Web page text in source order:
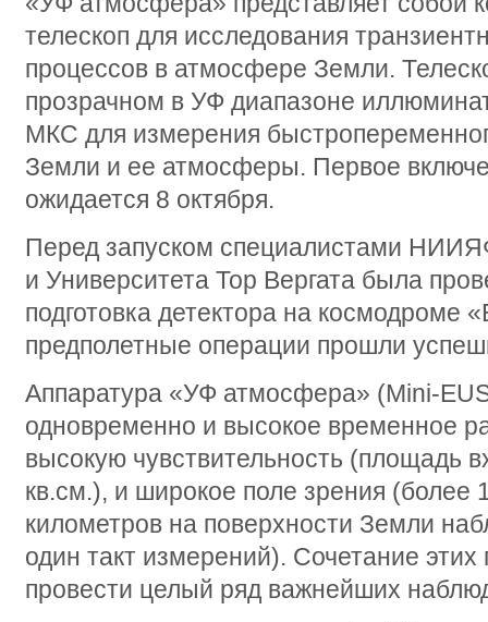
телескоп для исследования
процессов в атмосфере Земли.
прозрачном в УФ диапазоне
МКС для измерения
Земли и ее атмосферы. Первое
ожидается 8 октября.
Перед запуском специалистами
и Университета Тор Вергата была
подготовка детектора на космодроме
предполетные операции прошли
Аппаратура «УФ атмосфера» (Mini-
одновременно и высокое временное
высокую чувствительность (площадь
кв.см.), и широкое поле зрения (более
километров на поверхности Земли
один такт измерений). Сочетание этих
провести целый ряд важнейших